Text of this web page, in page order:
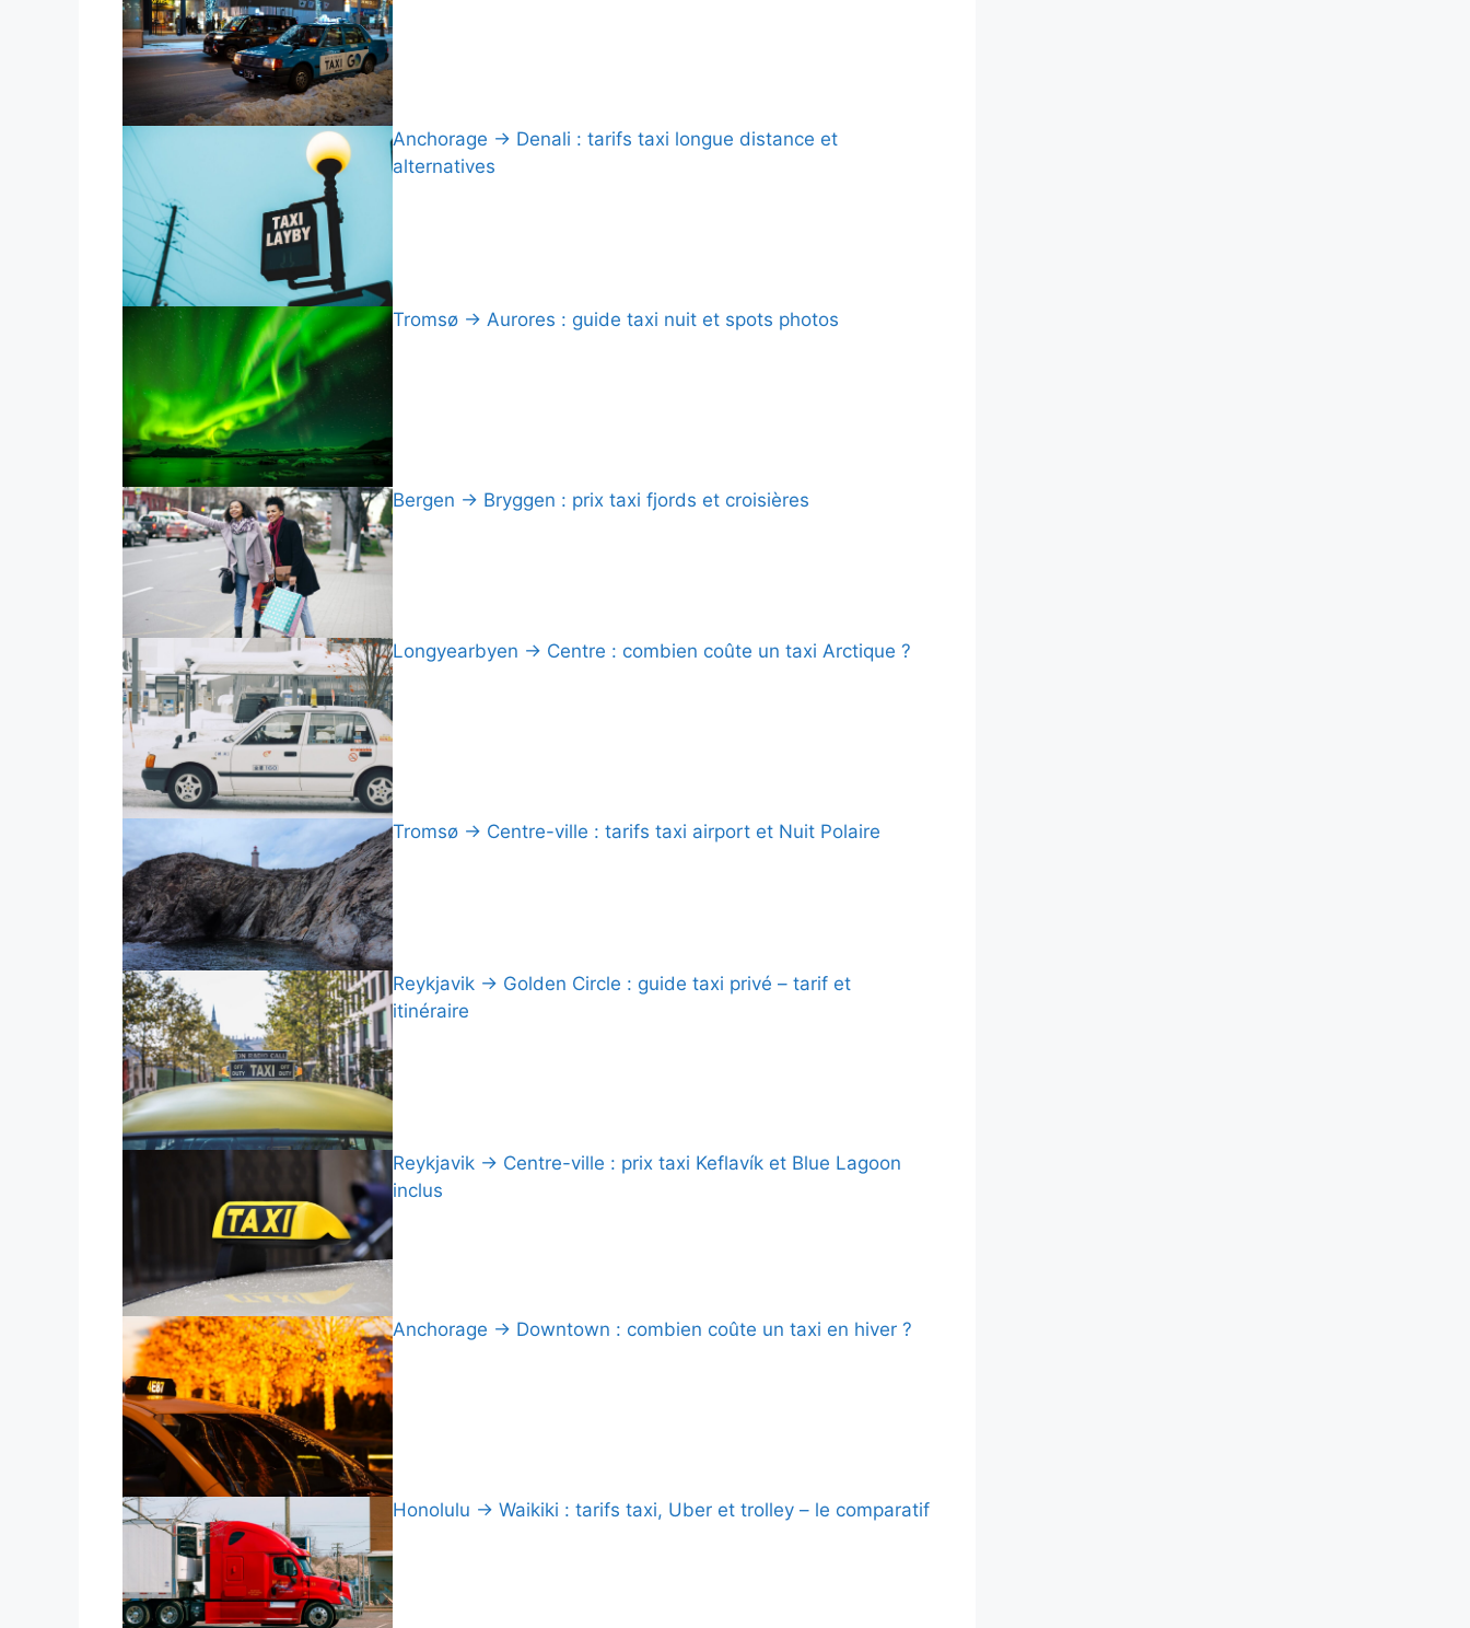
Anchorage → Denali : tarifs taxi longue distance et
alternatives
Tromsø → Aurores : guide taxi nuit et spots photos
Bergen → Bryggen : prix taxi fjords et croisières
Longyearbyen → Centre : combien coûte un taxi Arctique ?
Tromsø → Centre-ville : tarifs taxi airport et Nuit Polaire
Reykjavik → Golden Circle : guide taxi privé – tarif et
itinéraire
Reykjavik → Centre-ville : prix taxi Keflavík et Blue Lagoon
inclus
Anchorage → Downtown : combien coûte un taxi en hiver ?
Honolulu → Waikiki : tarifs taxi, Uber et trolley – le comparatif